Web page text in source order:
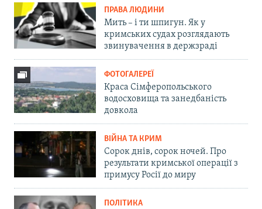
ПРАВА ЛЮДИНИ
Мить – і ти шпигун. Як у
кримських судах розглядають
звинувачення в держзраді
ФОТОГАЛЕРЕЇ
Краса Сімферопольського
водосховища та занедбаність
довкола
ВІЙНА ТА КРИМ
Сорок днів, сорок ночей. Про
результати кримської операції з
примусу Росії до миру
ПОЛІТИКА